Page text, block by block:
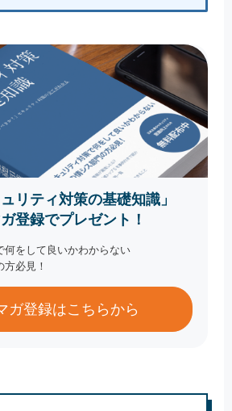
リティ対策の基礎知識」
登録でプレゼント！
何をして良いかわからない
必見！
ガ登録はこちらから